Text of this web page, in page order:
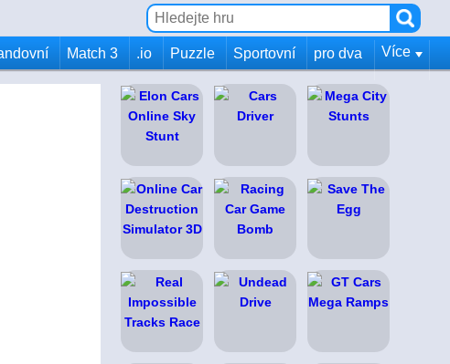
Match 3 .io Puzzle Sportovní pro dva Více